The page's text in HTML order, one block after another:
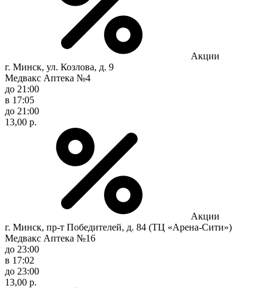
Акции
г. Минск, ул. Козлова, д. 9
Медвакс Аптека №4
до 21:00
в 17:05
до 21:00
13,00 р.
Акции
г. Минск, пр-т Победителей, д. 84 (ТЦ «Арена-Сити»)
Медвакс Аптека №16
до 23:00
в 17:02
до 23:00
13,00 р.